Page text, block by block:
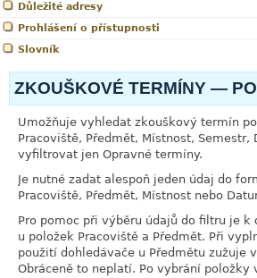
Důležité adresy
Prohlášení o přístupnosti
Slovník
ZKOUŠKOVÉ TERMÍNY —
Umožňuje vyhledat zkouškový termín
Pracoviště, Předmět, Místnost, Semestr,
vyfiltrovat jen Opravné termíny.
Je nutné zadat alespoň jeden údaj do
Pracoviště, Předmět, Místnost nebo
Pro pomoc při výběru údajů do filtru je k
u položek Pracoviště a Předmět. Při
použití dohledávače u Předmětu zužuje
Obráceně to neplatí. Po vybrání položky